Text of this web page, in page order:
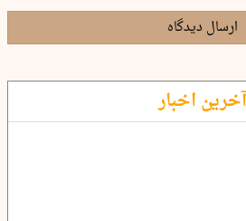
ارسال دیدگاه
آخرین اخبار